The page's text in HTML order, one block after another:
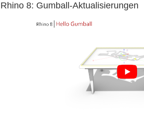
Rhino 8: Gumball-Aktualisierungen